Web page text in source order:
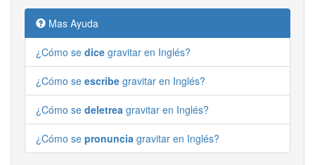
Mas Ayuda
¿Cómo se dice gravitar en Inglés?
¿Cómo se escribe gravitar en Inglés?
¿Cómo se deletrea gravitar en Inglés?
¿Cómo se pronuncia gravitar en Inglés?